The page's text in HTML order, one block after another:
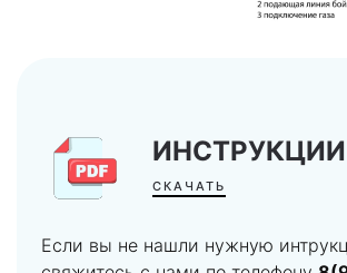
ИНСТРУКЦИИ
СКАЧАТЬ
Если вы не нашли нужную